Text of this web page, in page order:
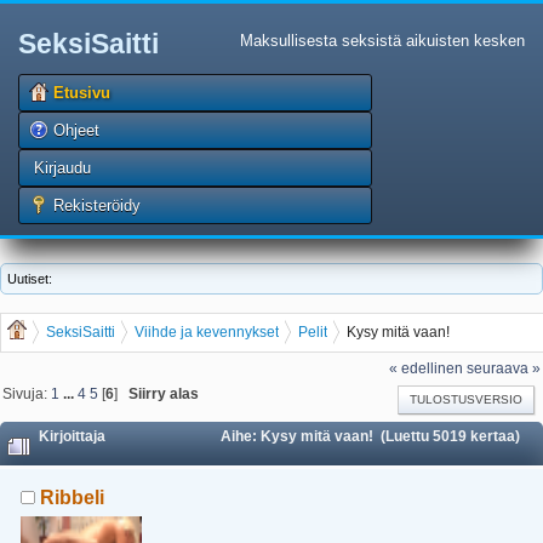
SeksiSaitti Maksullisesta seksistä aikuisten kesken
Etusivu
Ohjeet
Kirjaudu
Rekisteröidy
Uutiset:
SeksiSaitti Viihde ja kevennykset Pelit Kysy mitä vaan!
« edellinen seuraava »
TULOSTUSVERSIO
Sivuja: 1 ...4 5 [6]Siirry alas
Kirjoittaja Aihe: Kysy mitä vaan! (Luettu 5019 kertaa)
Ribbeli